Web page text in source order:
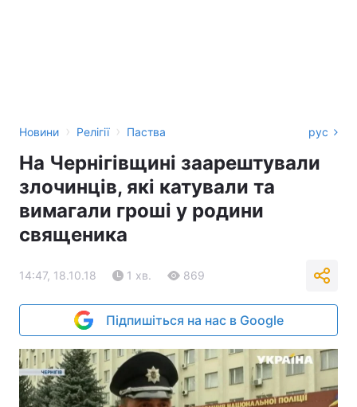
Новини › Релігії › Паства рус
На Чернігівщині заарештували
злочинців, які катували та
вимагали гроші у родини
священика
14:47, 18.10.18 1 хв. 869
Підпишіться на нас в Google